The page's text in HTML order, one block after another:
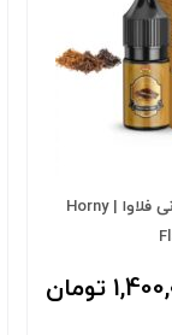
سالت تنباکو گلد هرنی فلاوا | Horny
تومان